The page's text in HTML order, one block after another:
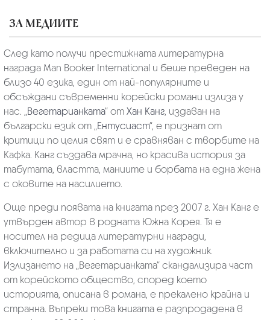
ЗА МЕДИИТЕ
След като получи престижната литературна
награда Man Booker International и беше преведен на
близо 40 езика, един от най-популярните и
обсъждани съвременни корейски романи излиза у
нас. „Вегетарианката“ отХан Канг, издаван на
български език от „Ентусиаст“, е признат от
критици по целия свят и е сравняван с творбите на
Кафка. Канг създава мрачна, но красива история за
табутата, властта, маниите и борбата на една жена
с оковите на насилието.
Още преди появата на книгата през 2007 г. Хан Канг е
утвърден автор в родната Южна Корея. Тя е
носител на редица литературни награди,
включително и за работата си на художник.
Излизането на „Вегетарианката“ скандализира част
от корейското общество, според което
историята, описана в романа, е прекалено крайна и
странна. Въпреки това книгата е разпродадена в